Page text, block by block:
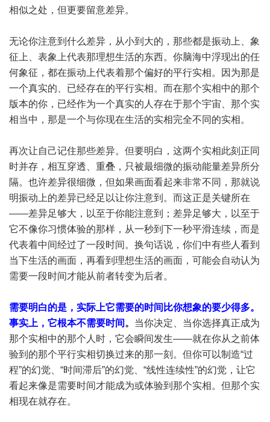
相似之处，但更要留意差异。
无论你注意到什么差异，从小到大的，那些都是振动上、象
征上、表象上代表那理想生活的东西。你脑海中浮现出的任
何象征，都在振动上代表着那个偏好的平行实相。因为那是
一个真实的、已经存在的平行实相。而在那个实相中的那个
版本的你，已经作为一个真实的人存在于那个宇宙、那个实
相当中，那是一个与你现在生活的实相完全不同的实相。
再次让自己记住那些差异。但要明白，这两个实相此刻正同
时并存，相互穿透、重叠，只被最细微的振动能量差异所分
隔。也许差异很细微，但如果画面看起来非常不同，那就说
明振动上的差异已经足以让你注意到。而这正是关键所在
——差异足够大，以至于你能注意到；差异足够大，以至于
它不像你习惯体验的那样，从一秒到下一秒平滑连续，而是
代表着中间经过了一段时间。换句话说，你们中有些人看到
当下生活的画面，再看到理想生活的画面，可能会自动认为
需要一段时间才能从前者转变为后者。
需要明白的是，实际上它需要的时间比你想象的要少得多。
事实上，它根本不需要时间。 当你决定、当你选择真正成为
那个实相中的那个人时，它会瞬间发生——就在你从之前体
验到的那个平行实相切换过来的那一刻。但你可以制造“过
程”的幻觉、“时间滞后”的幻觉、“线性连续性”的幻觉，让它
看起来像是需要时间才能成为或体验到那个实相。但那个实
相现在就存在。